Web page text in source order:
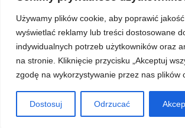
Używamy plików cookie, aby poprawić
wyświetlać reklamy lub treści dostosowane
indywidualnych potrzeb użytkowników oraz
na stronie. Kliknięcie przycisku „Akceptuj
zgodę na wykorzystywanie przez nas plików
Dostosuj Odrzucać